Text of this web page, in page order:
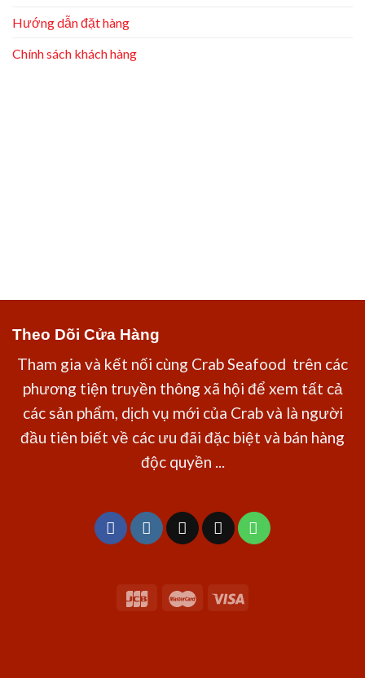
Hướng dẫn đặt hàng
Chính sách khách hàng
Theo Dõi Cửa Hàng
Tham gia và kết nối cùng Crab Seafood trên các
phương tiện truyền thông xã hội để xem tất cả
các sản phẩm, dịch vụ mới của Crab và là người
đầu tiên biết về các ưu đãi đặc biệt và bán hàng
độc quyền ...